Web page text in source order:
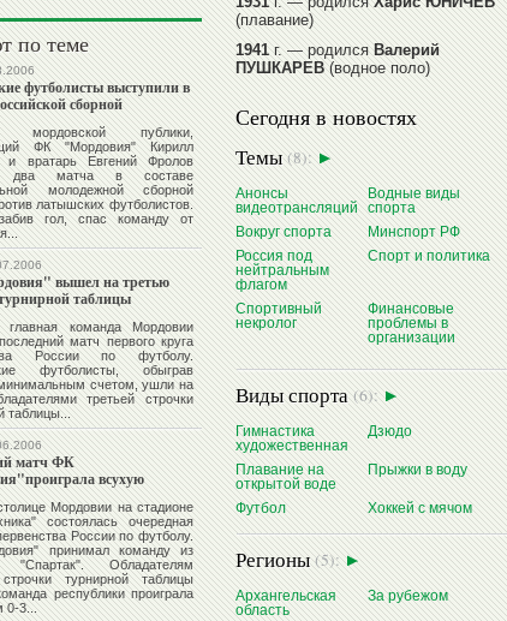
Игорь
ДИВЕЕВ
по теме
футболисты выступили в
сборной
мордовской публики,
ФК "Мордовия"Кирилл
вратарьЕвгений Фролов
два матча в составе
молодежной сборной
латышских футболистов.
гол, спас команду от
вышел на третью
таблицы
команда Мордовии
матч первого круга
России по футболу.
футболисты, обыграв
счетом, ушли на
третьей строчки
таблицы...
матч ФК
всухую
Мордовии на стадионе
состоялась очередная
России по футболу.
принимал команду из
"Спартак". Обладателям
турнирной таблицы
республики проиграла
0-3...
(плавание)
1941г. — родилсяВалерий
ПУШКАРЕВ(водное поло)
1947г. — родилсяВалерий
ИЛЬИНЫХ(гимнастика спортивная)
1954г. — родилсяВалерий
ГАЗЗАЕВ(футбол)
1956г. — родилсяВладимир
РЫБАКОВ(легкая атлетика)
читать далее
Сегодня в новостях
Темы(8):
Анонсы
видеотрансляций
Водные виды
спорта
Вокруг спорта
Минспорт РФ
Россия под
нейтральным
флагом
Спорт и политика
Спортивный
некролог
Финансовые
проблемы в
организации
Виды спорта(6):
Гимнастика
художественная
Дзюдо
Плавание на
открытой воде
Прыжки в воду
Футбол Хоккей с мячом
Регионы(5):
Архангельская
область
За рубежом